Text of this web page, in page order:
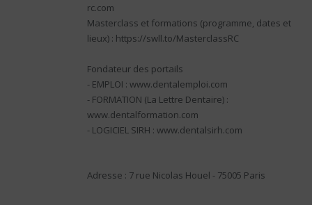
rc.com
Masterclass et formations (programme, dates et
lieux) : https://swll.to/MasterclassRC
Fondateur des portails
- EMPLOI : www.dentalemploi.com
- FORMATION (La Lettre Dentaire) :
www.dentalformation.com
- LOGICIEL SIRH : www.dentalsirh.com
Adresse : 7 rue Nicolas Houel - 75005 Paris